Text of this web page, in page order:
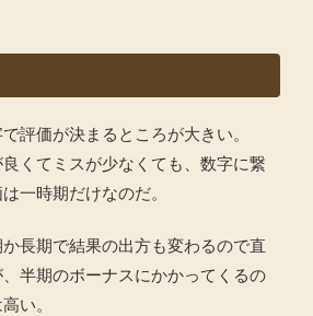
評価が決まるところが大きい。
くてミスが少なくても、数字に繋
一時期だけなのだ。
長期で結果の出方も変わるので直
半期のボーナスにかかってくるの
い。